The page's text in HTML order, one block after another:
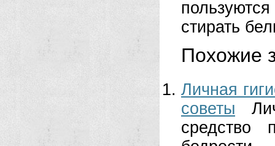
стирать
Похожие
Личная
советы
средство